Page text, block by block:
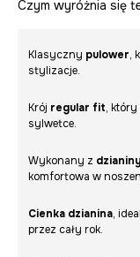
Czym wyróżnia się
Klasyczny pulower,
stylizacje.
Krój regular fit, który
sylwetce.
Wykonany z dzianiny
komfortowa w
Cienka dzianina,
przez cały rok.